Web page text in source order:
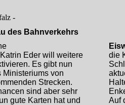
-
des Bahnverkehrs
Eder will weitere
Es gibt nun
von
Strecken.
sind aber sehr
gute Karten hat und
die
Auf